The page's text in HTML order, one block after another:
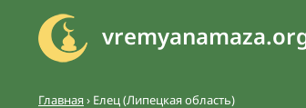
Главная› Елец (Липецкая область)